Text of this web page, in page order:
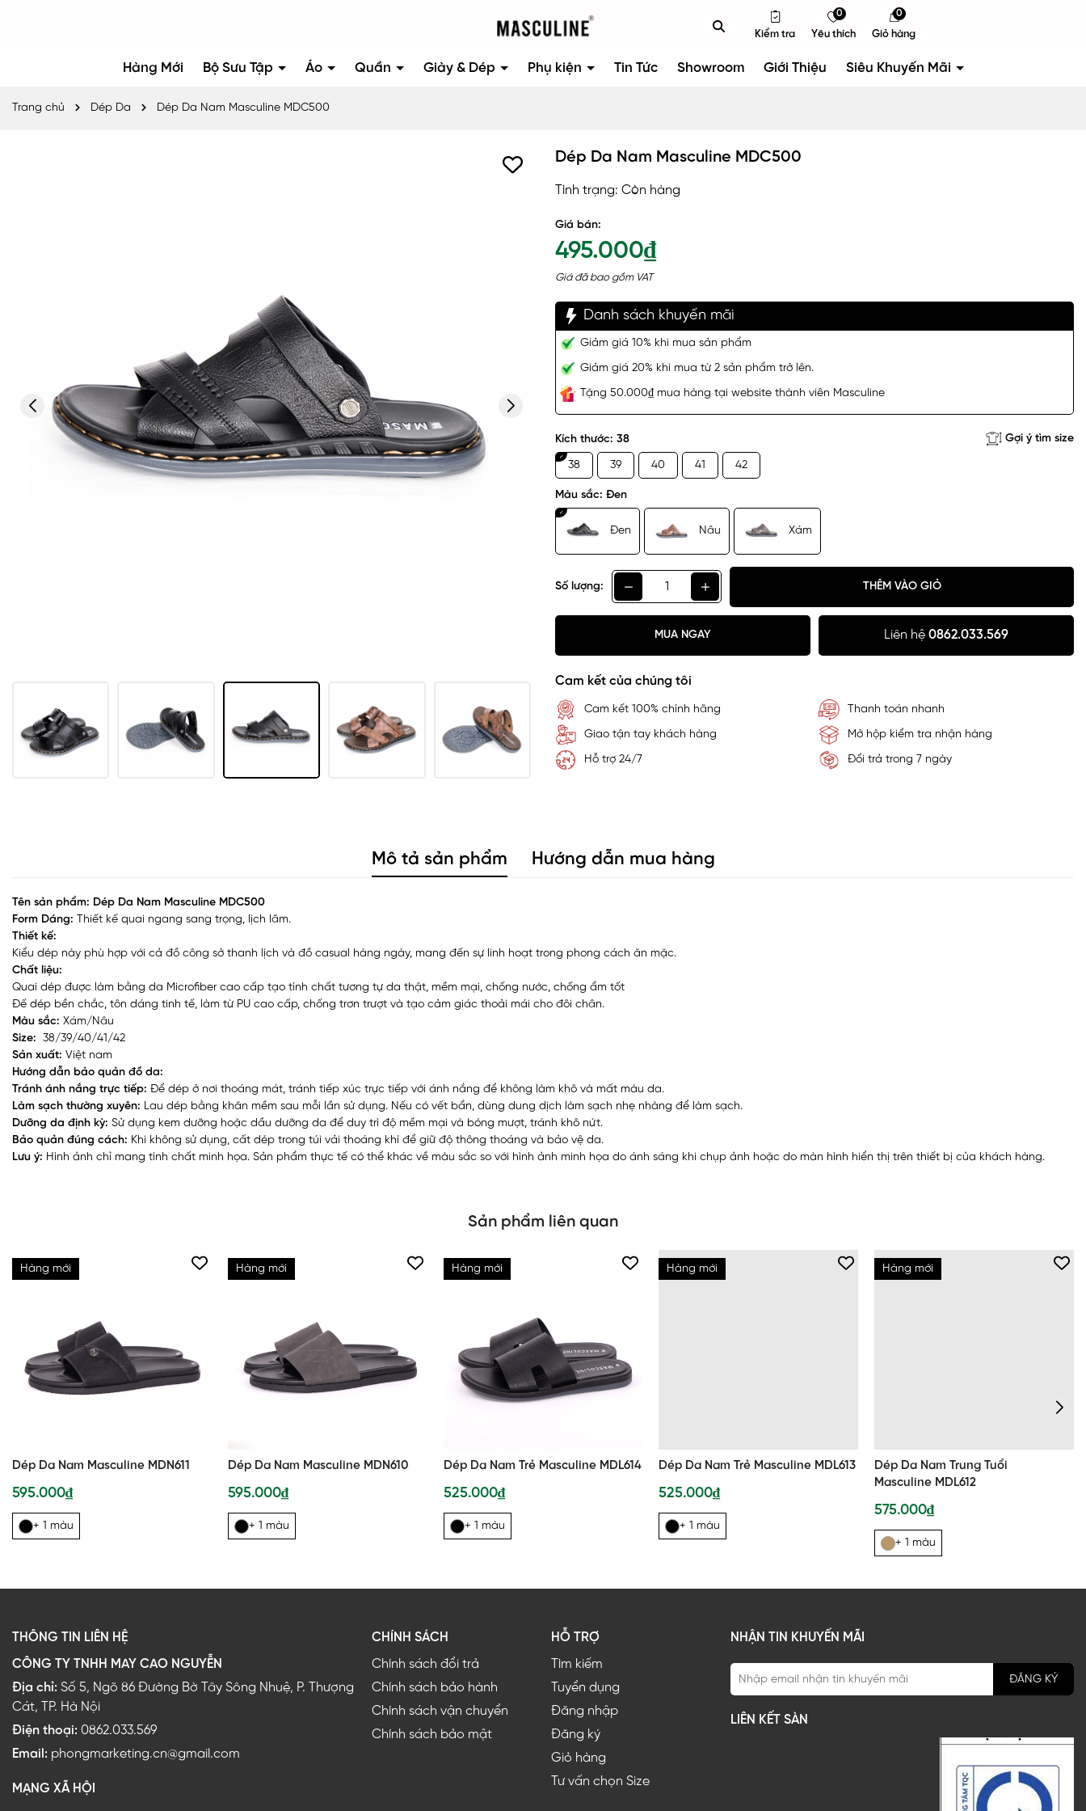
Kiểm tra Yêu thích
0
Giỏ hàng
0
Hàng Mới Bộ Sưu Tập Áo Quần Giày & Dép Phụ kiện Tin Tức Showroom Giới Thiệu Siêu Khuyến Mãi
Trang chủ Dép Da Dép Da Nam Masculine MDC500
Dép Da Nam Masculine MDC500
Tình trạng: Còn hàng
Giá bán:
495.000₫
Giá đã bao gồm VAT
Danh sách khuyến mãi
Giảm giá 10% khi mua sản phẩm
Giảm giá 20% khi mua từ 2 sản phẩm trở lên.
Tặng 50.000₫ mua hàng tại website thành viên Masculine
Kích thước: 38 Gợi ý tìm size
38 39 40 41 42
Màu sắc: Đen
Đen Nâu Xám
Số lượng: THÊM VÀO GIỎ
MUA NGAY Liên hệ 0862.033.569
Cam kết của chúng tôi
Cam kết 100% chính hãng Thanh toán nhanh
Giao tận tay khách hàng Mở hộp kiểm tra nhận hàng
Hỗ trợ 24/7 Đổi trả trong 7 ngày
Mô tả sản phẩm Hướng dẫn mua hàng
Tên sản phẩm: Dép Da Nam Masculine MDC500
Form Dáng: Thiết kế quai ngang sang trọng, lịch lãm.
Thiết kế:
Kiểu dép này phù hợp với cả đồ công sở thanh lịch và đồ casual hàng ngày, mang đến sự linh hoạt trong phong cách ăn mặc.
Chất liệu:
Quai dép được làm bằng da Microfiber cao cấp tạo tính chất tương tự da thật, mềm mại, chống nước, chống ẩm tốt
Đế dép bền chắc, tôn dáng tinh tế, làm từ PU cao cấp, chống trơn trượt và tạo cảm giác thoải mái cho đôi chân.
Màu sắc: Xám/Nâu
Size: 38/39/40/41/42
Sản xuất: Việt nam
Hướng dẫn bảo quản đồ da:
Tránh ánh nắng trực tiếp: Để dép ở nơi thoáng mát, tránh tiếp xúc trực tiếp với ánh nắng để không làm khô và mất màu da.
Làm sạch thường xuyên: Lau dép bằng khăn mềm sau mỗi lần sử dụng. Nếu có vết bẩn, dùng dung dịch làm sạch nhẹ nhàng để làm sạch.
Dưỡng da định kỳ: Sử dụng kem dưỡng hoặc dầu dưỡng da để duy trì độ mềm mại và bóng mượt, tránh khô nứt.
Bảo quản đúng cách: Khi không sử dụng, cất dép trong túi vải thoáng khí để giữ độ thông thoáng và bảo vệ da.
Lưu ý: Hình ảnh chỉ mang tính chất minh họa. Sản phẩm thực tế có thể khác về màu sắc so với hình ảnh minh họa do ánh sáng khi chụp ảnh hoặc do màn hình hiển thị trên thiết bị của khách hàng.
Sản phẩm liên quan
Hàng mới
Dép Da Nam Masculine MDN611
595.000₫
+ 1 màu
Hàng mới
Dép Da Nam Masculine MDN610
595.000₫
+ 1 màu
Hàng mới
Dép Da Nam Trẻ Masculine MDL614
525.000₫
+ 1 màu
Hàng mới
Dép Da Nam Trẻ Masculine MDL613
525.000₫
+ 1 màu
Hàng mới
Dép Da Nam Trung Tuổi
Masculine MDL612
575.000₫
+ 1 màu
THÔNG TIN LIÊN HỆ
CÔNG TY TNHH MAY CAO NGUYỄN
Địa chỉ: Số 5, Ngõ 86 Đường Bờ Tây Sông Nhuệ, P. Thượng
Cát, TP. Hà Nội
Điện thoại: 0862.033.569
Email: phongmarketing.cn@gmail.com
MẠNG XÃ HỘI
CHÍNH SÁCH
Chính sách đổi trả
Chính sách bảo hành
Chính sách vận chuyển
Chính sách bảo mật
HỖ TRỢ
Tìm kiếm
Tuyển dụng
Đăng nhập
Đăng ký
Giỏ hàng
Tư vấn chọn Size
NHẬN TIN KHUYẾN MÃI
ĐĂNG KÝ
LIÊN KẾT SÀN